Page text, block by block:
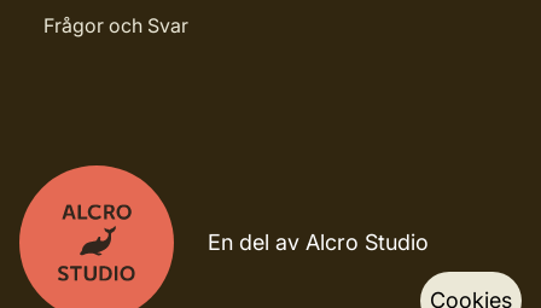
Frågor och Svar
En del av Alcro Studio
Cookies